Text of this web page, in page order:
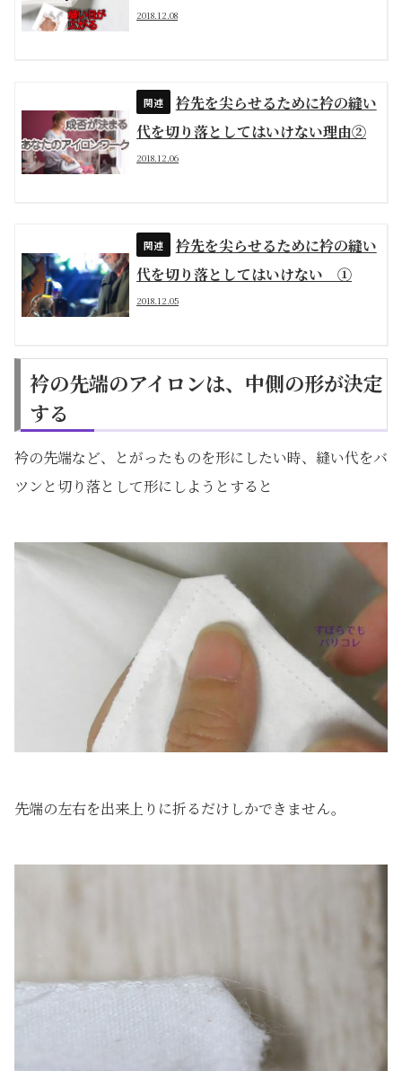
2018.12.08
衿先を尖らせるために衿の縫い
代を切り落としてはいけない理由②
2018.12.06
衿先を尖らせるために衿の縫い
代を切り落としてはいけない ①
2018.12.05
衿の先端のアイロンは、中側の形が決定
する
衿の先端など、とがったものを形にしたい時、縫い代をバ
ツンと切り落として形にしようとすると
先端の左右を出来上りに折るだけしかできません。